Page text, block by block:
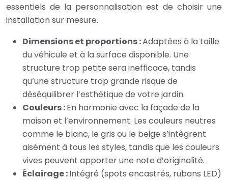
essentiels de la personnalisation est de choisir une
installation sur mesure.
Dimensions et proportions :Adaptées à la taille
du véhicule et à la surface disponible. Une
structure trop petite sera inefficace, tandis
qu’une structure trop grande risque de
déséquilibrer l’esthétique de votre jardin.
Couleurs :En harmonie avec la façade de la
maison et l’environnement. Les couleurs neutres
comme le blanc, le gris ou le beige s’intègrent
aisément à tous les styles, tandis que les couleurs
vives peuvent apporter une note d’originalité.
Éclairage :Intégré (spots encastrés, rubans LED)